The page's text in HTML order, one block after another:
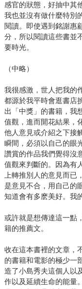
感官的狀態，好抽中其
我也並沒有做什麼特別
閱讀。即使遇到銘謝惠
分，所以閱讀這些書並
要時光。
（中略）
我很感激，世人把我的
都源於我平時會逛書店
出「中獎」的書籍，我
值觀，進而開花結果，
他人意見或介紹之下接
瞬間，必須以自己的眼
讚賞的作品我們覺得沒
值觀來判斷的。因為有
上轉推別人的意見而
是意見不合，用自己的
知道會有多麽美好。我
或許就是想傳達這一點
籍的推薦文。
收在這本書裡的文章，
的書籍和電影的極少一
造了小島秀夫這個人以
作以及延續生命的能量